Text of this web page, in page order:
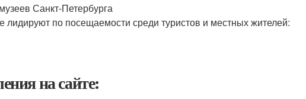
Санкт-Петербурга
лидируют по посещаемости среди туристов и местных жителей:
на сайте: